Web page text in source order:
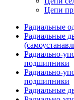
Цепи
Радиальные
Радиальные
Радиально-
подшипники
Радиально-
подшипники
Радиальные